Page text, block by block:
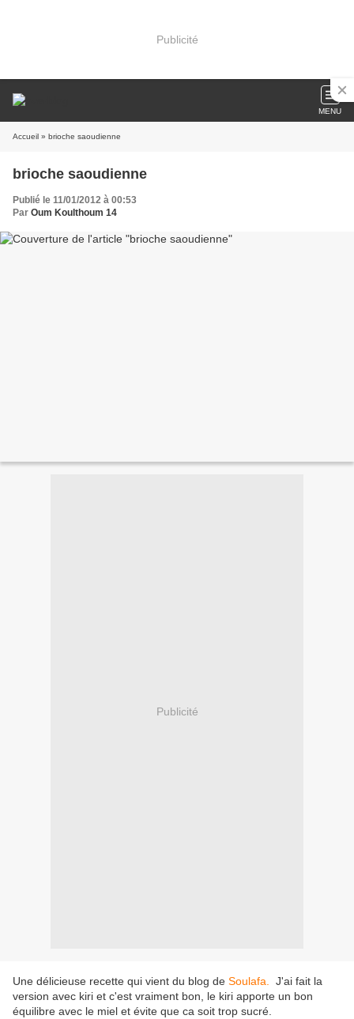
Publicité
MENU
Accueil » brioche saoudienne
brioche saoudienne
Publié le 11/01/2012 à 00:53
Par Oum Koulthoum 14
Publicité
Une délicieuse recette qui vient du blog de Soulafa.
J'ai fait la
version avec kiri et c'est vraiment bon, le kiri apporte un bon
équilibre avec le miel et évite que ca soit trop sucré.